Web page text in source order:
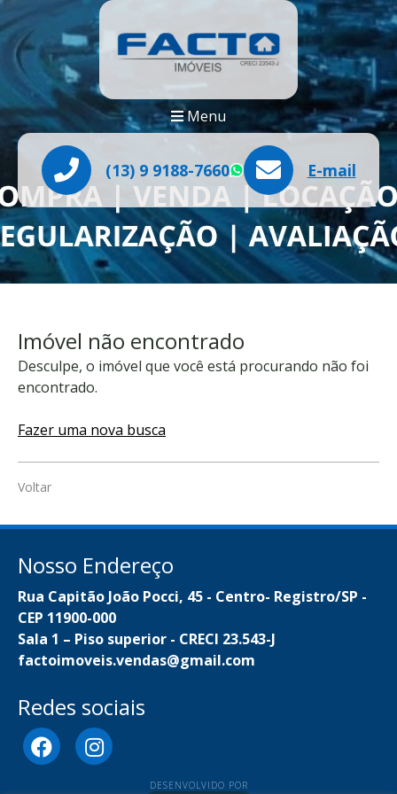
Menu
(13) 9 9188-7660 WhatsApp
E-mail
Imóvel não encontrado
Desculpe, o imóvel que você está procurando não foi
encontrado.
Fazer uma nova busca
Voltar
Nosso Endereço
Rua Capitão João Pocci, 45 - Centro- Registro/SP -
CEP 11900-000
Sala 1 – Piso superior - CRECI 23.543-J
factoimoveis.vendas@gmail.com
Redes sociais
DESENVOLVIDO POR